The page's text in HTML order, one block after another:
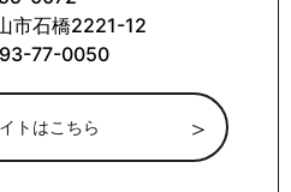
市石橋2221-12
77-0050
トはこちら